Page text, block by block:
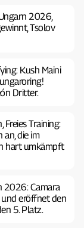
2026,
Tsolov
Kush Maini
Dritter.
Freies Training:
an, die im
hart umkämpft
2026: Camara
eröffnet den
5. Platz.